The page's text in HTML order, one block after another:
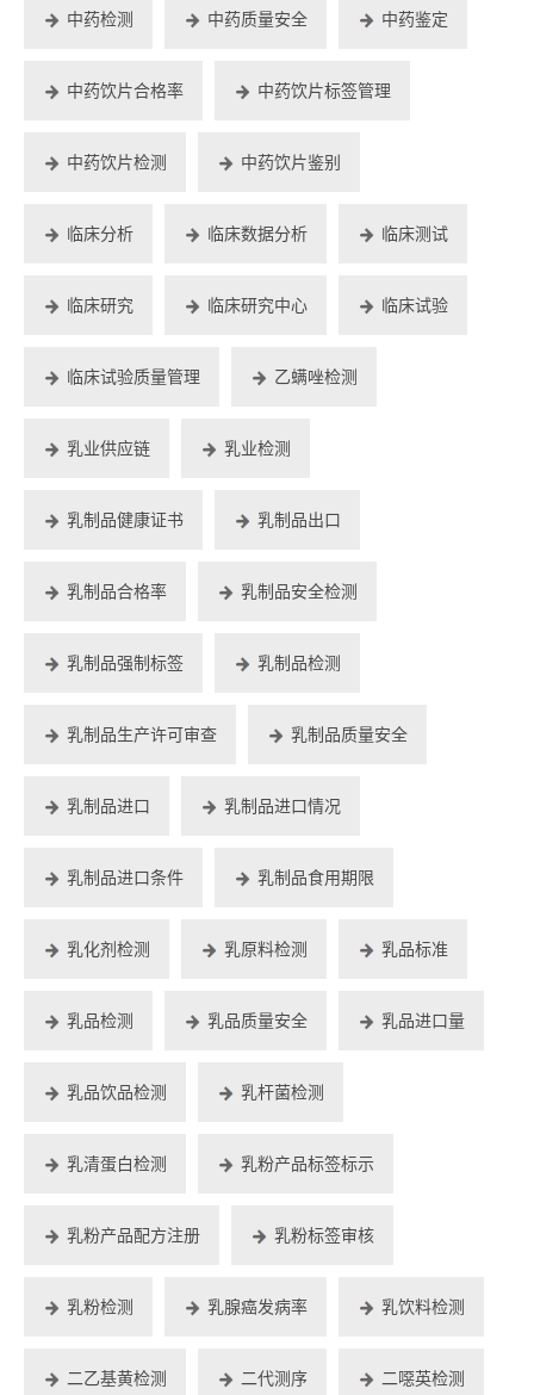
中药检测 中药质量安全 中药鉴定
中药饮片合格率 中药饮片标签管理
中药饮片检测 中药饮片鉴别
临床分析 临床数据分析 临床测试
临床研究 临床研究中心 临床试验
临床试验质量管理 乙螨唑检测
乳业供应链 乳业检测
乳制品健康证书 乳制品出口
乳制品合格率 乳制品安全检测
乳制品强制标签 乳制品检测
乳制品生产许可审查 乳制品质量安全
乳制品进口 乳制品进口情况
乳制品进口条件 乳制品食用期限
乳化剂检测 乳原料检测 乳品标准
乳品检测 乳品质量安全 乳品进口量
乳品饮品检测 乳杆菌检测
乳清蛋白检测 乳粉产品标签标示
乳粉产品配方注册 乳粉标签审核
乳粉检测 乳腺癌发病率 乳饮料检测
二乙基黄检测 二代测序 二噁英检测